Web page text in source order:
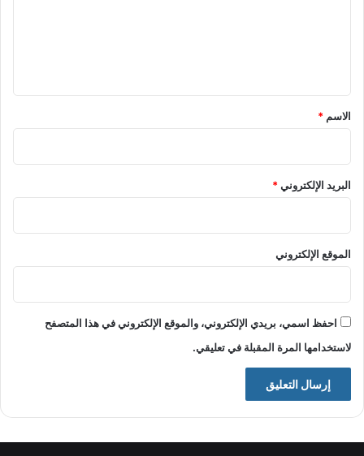
*
الاسم *
البريد الإلكتروني*
الموقع الإلكتروني
احفظ اسمي، بريدي الإلكتروني، والموقع الإلكتروني في هذا المتصفح
لاستخدامها المرة المقبلة في تعليقي.